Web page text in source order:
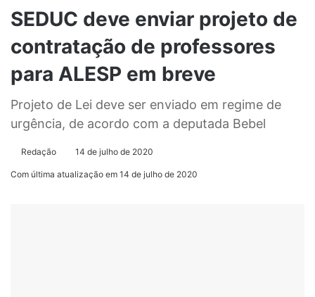
SEDUC deve enviar projeto de
contratação de professores
para ALESP em breve
Projeto de Lei deve ser enviado em regime de
urgência, de acordo com a deputada Bebel
Redação 14 de julho de 2020
Com última atualização em 14 de julho de 2020